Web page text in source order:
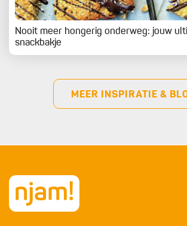
Nooit meer hongerig onderweg: jouw
snackbakje
MEER INSPIRATIE &